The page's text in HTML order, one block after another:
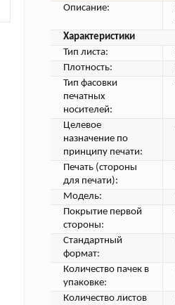
Описание:
Характеристики
Тип листа:
Плотность:
Тип фасовки
печатных
носителей:
Целевое
назначение по
принципу печати:
Печать (стороны
для печати):
Модель:
Покрытие первой
стороны:
Стандартный
формат:
Количество пачек в
упаковке:
Количество листов